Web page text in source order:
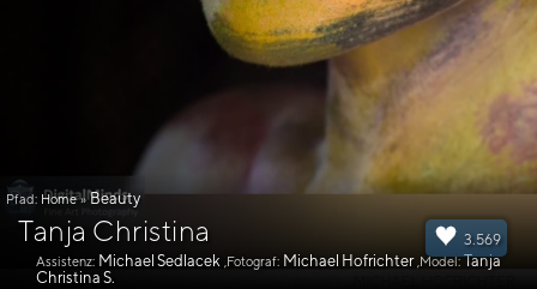
3.569
Pfad: Home » Beauty
Tanja Christina
Assistenz: Michael Sedlacek ,Fotograf: Michael Hofrichter ,Model: Tanja
Christina S.